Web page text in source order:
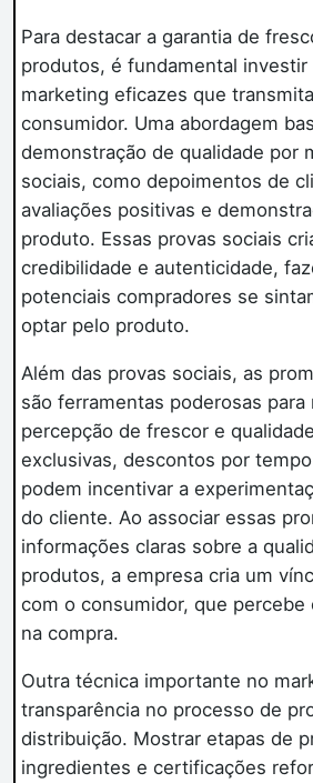
Para destacar a garantia de
produtos, é fundamental
marketing eficazes que
consumidor. Uma abordagem
demonstração de qualidade por
sociais, como depoimentos de
avaliações positivas e
produto. Essas provas sociais
credibilidade e autenticidade,
potenciais compradores se
optar pelo produto.
Além das provas sociais, as
são ferramentas poderosas para
percepção de frescor e
exclusivas, descontos por
podem incentivar a
do cliente. Ao associar essas
informações claras sobre a
produtos, a empresa cria um
com o consumidor, que percebe
na compra.
Outra técnica importante no
transparência no processo de
distribuição. Mostrar etapas de
ingredientes e certificações